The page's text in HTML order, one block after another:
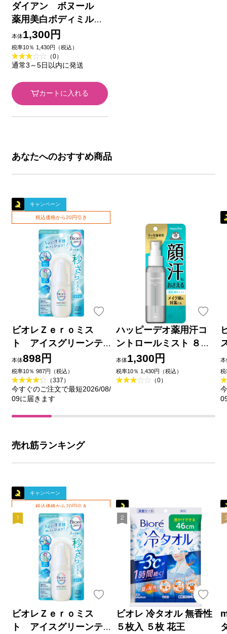
ダイアン ボヌール
薬用美白ボディミル
ク ジャスミンブル
ーの香り １８５ｍｌ
ネイチャーラボ (医薬
本体1,300円
税率10％ 1,430円（税込）
（0）
通常3～5日以内に発送
カートに入れる
あなたへのおすすめ商品
キャンペーン
税込価格から20円引き
ビオレＺｅｒｏミス
ト アイスグリーンテ
ィーの香り ６０ｍＬ 花
王
本体898円
税率10％ 987円（税込）
（337）
今すぐのご注文で最短2026/08/
09に届きます
ハッピーデオ薬用汗コ
ントロールミスト ８０
ｍｌ マンダム (医薬部外
品)
本体1,300円
税率10％ 1,430円（税込）
（0）
本
税
売れ筋ランキング
キャンペーン
税込価格から20円引き
ビオレＺｅｒｏミス
ト アイスグリーンテ
ビオレ 冷タオル 無香性
５枚入 ５枚 花王